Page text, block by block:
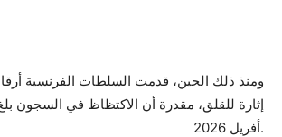
ومنذ ذلك الحين، قدمت السلطات الفرنسية
أفريل 2026.